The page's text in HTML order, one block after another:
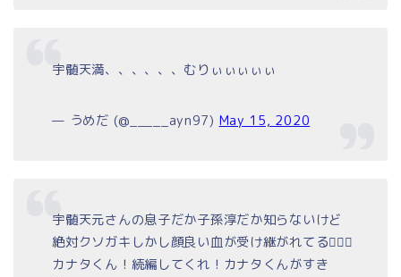
宇髄天満、、、、、、むりぃぃぃぃぃ
— うめだ (@_____ayn97) May 15, 2020
宇髄天元さんの息子だか子孫淳だか知らないけど
絶対クソガキしかし顔良い血が受け継がれてる🤷🏻‍♀️
カナタくん！続編してくれ！カナタくんがすき